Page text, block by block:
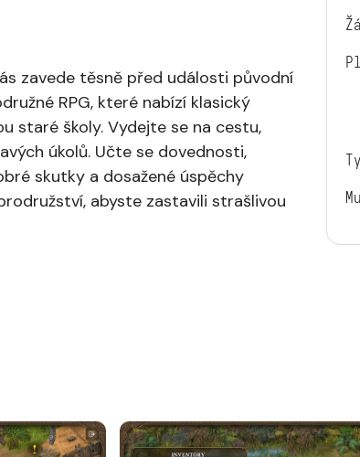
zavede těsně před události původní
RPG, které nabízí klasický
staré školy. Vydejte se na cestu,
úkolů. Učte se dovednosti,
skutky a dosažené úspěchy
abyste zastavili strašlivou